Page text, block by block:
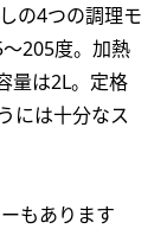
の4つの調理モ
205度。加熱
量は2L。定格
には十分なス
もあります